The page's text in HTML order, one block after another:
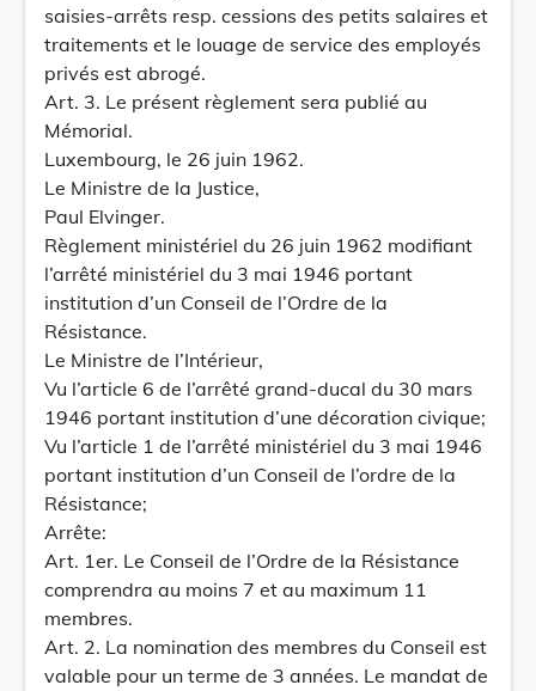
saisies-arrêts resp. cessions des petits salaires et
traitements et le louage de service des employés
privés est abrogé.
Art. 3. Le présent règlement sera publié au
Mémorial.
Luxembourg, le 26 juin 1962.
Le Ministre de la Justice,
Paul Elvinger.
Règlement ministériel du 26 juin 1962 modifiant
l’arrêté ministériel du 3 mai 1946 portant
institution d’un Conseil de l’Ordre de la
Résistance.
Le Ministre de l’Intérieur,
Vu l’article 6 de l’arrêté grand-ducal du 30 mars
1946 portant institution d’une décoration civique;
Vu l’article 1 de l’arrêté ministériel du 3 mai 1946
portant institution d’un Conseil de l’ordre de la
Résistance;
Arrête:
Art. 1er. Le Conseil de l’Ordre de la Résistance
comprendra au moins 7 et au maximum 11
membres.
Art. 2. La nomination des membres du Conseil est
valable pour un terme de 3 années. Le mandat de